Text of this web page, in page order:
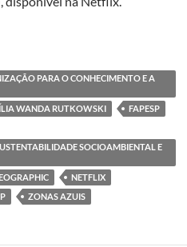
urbano azul’ baseado no
PARA O CONHECIMENTO E A
WANDA RUTKOWSKI
FAPESP
SOCIOAMBIENTAL E
NETFLIX
ZONAS AZUIS